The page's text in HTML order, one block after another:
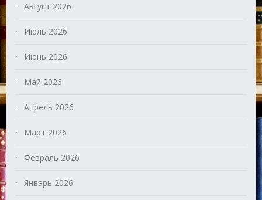
Август 2026
Июль 2026
Июнь 2026
Май 2026
Апрель 2026
Март 2026
Февраль 2026
Январь 2026